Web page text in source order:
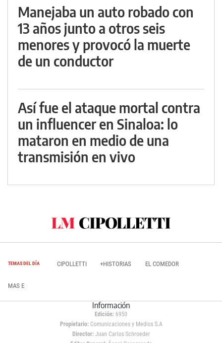
Manejaba un auto robado con
13 años junto a otros seis
menores y provocó la muerte
de un conductor
Así fue el ataque mortal contra
un influencer en Sinaloa: lo
mataron en medio de una
transmisión en vivo
TEMAS DEL DÍA CIPOLLETTI +HISTORIAS EL COMEDOR
MAS E
Información
Edición: 6950
Propietario:Comunicaciones y Medios S.A
Director: Juan Carlos Schroeder